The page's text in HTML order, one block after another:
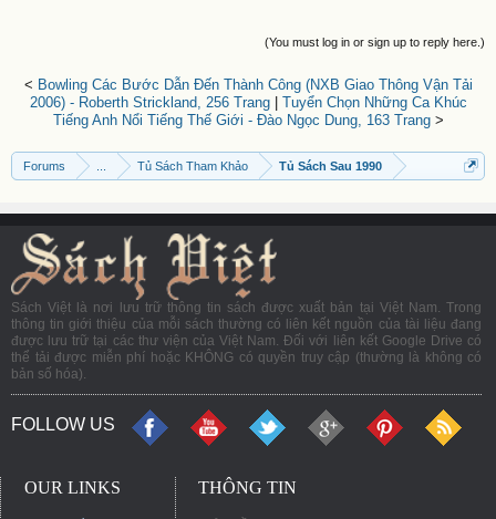
(You must log in or sign up to reply here.)
< Bowling Các Bước Dẫn Đến Thành Công (NXB Giao Thông Vận Tải
2006) - Roberth Strickland, 256 Trang| Tuyển Chọn Những Ca Khúc
Tiếng Anh Nổi Tiếng Thế Giới - Đào Ngọc Dung, 163 Trang>
Forums Tủ Sách Tham Khảo Tủ Sách Sau 1990
Sách Việt là nơi lưu trữ thông tin sách được xuất bản tại Việt Nam. Trong
thông tin giới thiệu của mỗi sách thường có liên kết nguồn của tài liệu đang
được lưu trữ tại các thư viện của Việt Nam. Đối với liên kết Google Drive có
thể tải được miễn phí hoặc KHÔNG có quyền truy cập (thường là không có
bản số hóa).
FOLLOW US
OUR LINKS THÔNG TIN